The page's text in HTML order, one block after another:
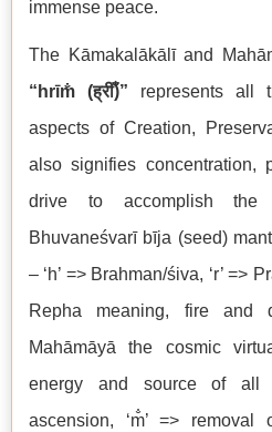
immense peace.
The Kāmakalākālī and
“hrīm̐ (ह्रीँ)” represents all
aspects of Creation,
also signifies concentration,
drive to accomplish the
Bhuvaneśvarī bīja (seed)
– ‘h’ => Brahman/śiva, ‘r’ =>
Repha meaning, fire and
Mahāmāyā the cosmic
energy and source of all
ascension, ‘m̐’ =>